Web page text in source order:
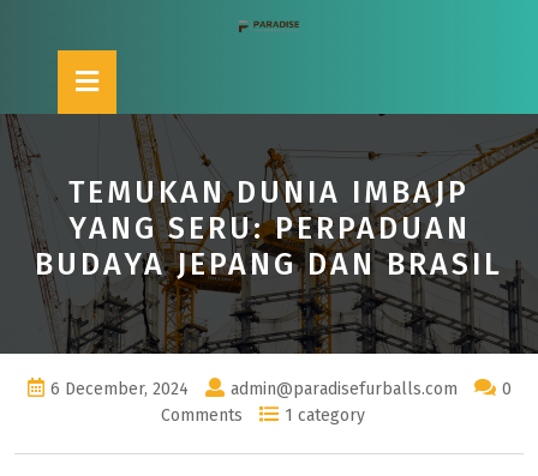
Open
Button
TEMUKAN DUNIA IMBAJP
YANG SERU: PERPADUAN
BUDAYA JEPANG DAN BRASIL
6 December, 2024 admin@paradisefurballs.com
0
Comments
1 category